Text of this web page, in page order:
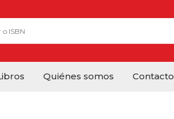
Quiénes somos Contacto